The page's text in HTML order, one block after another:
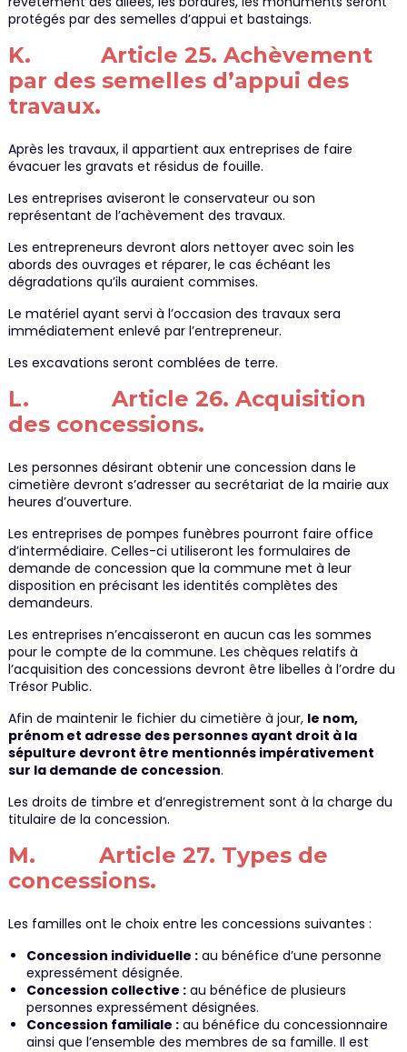
protégés par des semelles d’appui et bastaings.
K. Article 25. Achèvement
par des semelles d’appui des
travaux.
Après les travaux, il appartient aux entreprises de faire
évacuer les gravats et résidus de fouille.
Les entreprises aviseront le conservateur ou son
représentant de l’achèvement des travaux.
Les entrepreneurs devront alors nettoyer avec soin les
abords des ouvrages et réparer, le cas échéant les
dégradations qu’ils auraient commises.
Le matériel ayant servi à l’occasion des travaux sera
immédiatement enlevé par l’entrepreneur.
Les excavations seront comblées de terre.
L. Article 26. Acquisition
des concessions.
Les personnes désirant obtenir une concession dans le
cimetière devront s’adresser au secrétariat de la mairie aux
heures d’ouverture.
Les entreprises de pompes funèbres pourront faire office
d’intermédiaire. Celles-ci utiliseront les formulaires de
demande de concession que la commune met à leur
disposition en précisant les identités complètes des
demandeurs.
Les entreprises n’encaisseront en aucun cas les sommes
pour le compte de la commune. Les chèques relatifs à
l’acquisition des concessions devront être libelles à l’ordre du
Trésor Public.
Afin de maintenir le fichier du cimetière à jour, le nom,
prénom et adresse des personnes ayant droit à la
sépulture devront être mentionnés impérativement
sur la demande de concession.
Les droits de timbre et d’enregistrement sont à la charge du
titulaire de la concession.
M. Article 27. Types de
concessions.
Les familles ont le choix entre les concessions suivantes :
Concession individuelle :au bénéfice d’une personne
expressément désignée.
Concession collective :au bénéfice de plusieurs
personnes expressément désignées.
Concession familiale :au bénéfice du concessionnaire
ainsi que l’ensemble des membres de sa famille. Il est